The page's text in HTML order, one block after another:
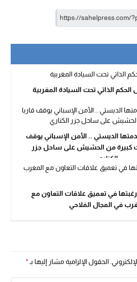
الذاتي تحت السيادة المغربية
الديستي .. الأمن الإسباني يوقف
كبيرة من الحشيش على ساحل جزر
الكناري
في تعميق علاقات التعاون مع
في المجال الفلاحي
الحقول الإلزامية مشار إليها بـ*